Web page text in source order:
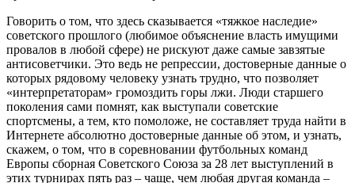
Говорить о том, что здесь сказывается «тяжкое наследие»
советского прошлого (любимое объяснение власть имущими
провалов в любой сфере) не рискуют даже самые завзятые
антисоветчики. Это ведь не репрессии, достоверные данные о
которых рядовому человеку узнать трудно, что позволяет
«интерпретаторам» громоздить горы лжи. Люди старшего
поколения сами помнят, как выступали советские
спортсмены, а тем, кто помоложе, не составляет труда найти в
Интернете абсолютно достоверные данные об этом, и узнать,
скажем, о том, что в соревновании футбольных команд
Европы сборная Советского Союза за 28 лет выступлений в
этих турнирах пять раз – чаще, чем любая другая команда –